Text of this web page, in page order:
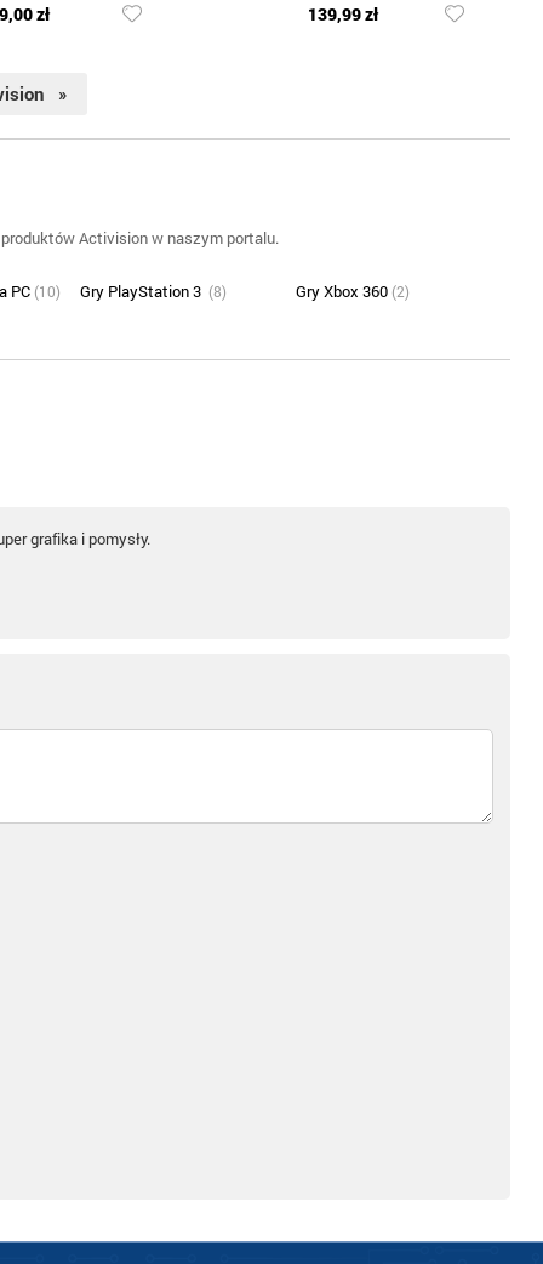
zł 139,99 zł
»
Activision w naszym portalu.
PC (10) Gry PlayStation 3 (8) Gry Xbox 360 (2)
grafika i pomysły.